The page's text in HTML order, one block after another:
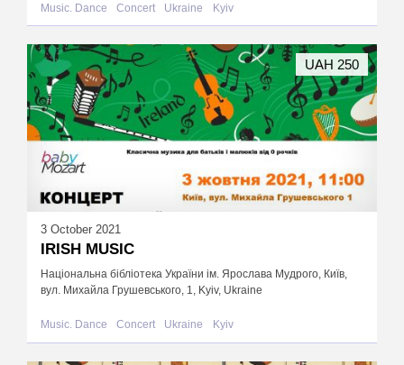
Music. Dance Concert Ukraine Kyiv
3 October 2021
IRISH MUSIC
Національна бібліотека України ім. Ярослава Мудрого, Київ,
вул. Михайла Грушевського, 1, Kyiv, Ukraine
Music. Dance Concert Ukraine Kyiv
UAH 250